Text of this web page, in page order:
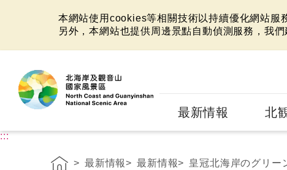
本網站使用cookies等相關技術以持續優化網站服
另外，本網站也提供周邊景點自動偵測服務，我
最新情報 北
:::
最新情報 最新情報 皇冠北海岸のグリー